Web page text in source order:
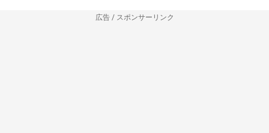
広告 / スポンサーリンク